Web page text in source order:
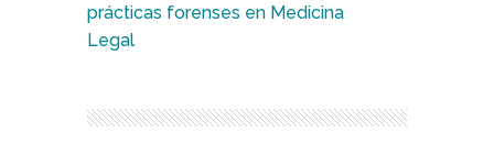
prácticas forenses en Medicina
Legal